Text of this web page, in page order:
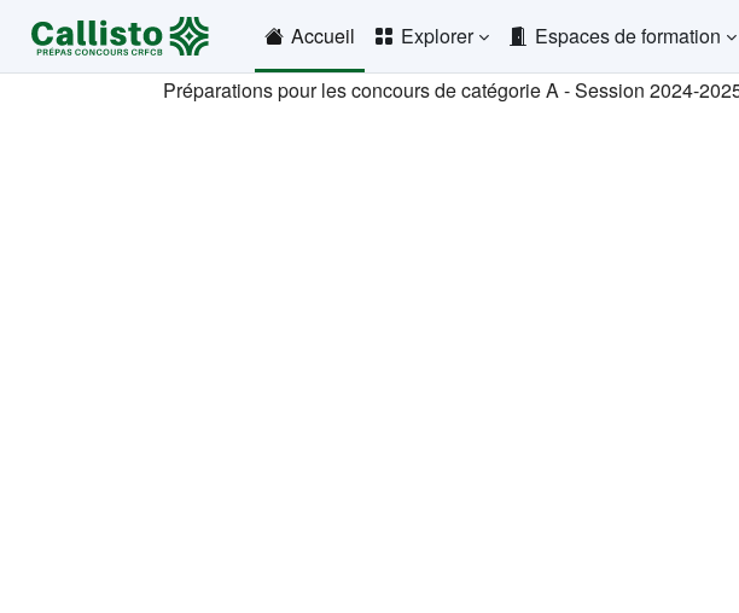
Passer au contenu principal
Accueil
Explorer Espaces de formation
Préparations pour les concours de catégorie A - Session 2024-